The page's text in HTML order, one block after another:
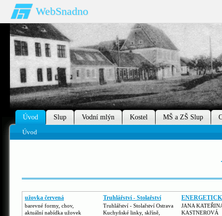
WebSnadno
Úvod Slup Vodní mlýn Kostel MŠ a ZŠ Slup
Úvod
užovka červená
barevné formy, chov,
aktuální nabídka užovek
Truhlářství - Stolařství
Truhlářství - Stolařství Ostrava
Kuchyňské linky, skříně,
JANA
KASTNEROVÁ